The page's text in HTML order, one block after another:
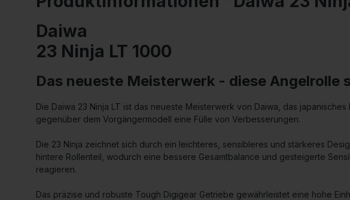
Daiwa
23 Ninja LT 1000
Das neueste Meisterwerk - diese Angelrolle
Die Daiwa 23 Ninja LT ist das neueste Meisterwerk von Daiwa, das
gegenüber dem Vorgängermodell eine Fülle von Verbesserungen.
Die 23 Ninja zeichnet sich durch ein leichteres, sensibleres und stärkeres
hintere Rollenteil, wodurch eine bessere Gesamtbalance und gesteigerte
reagieren.
Das präzise und robuste Tough Digigear Getriebe gewährleistet eine hohe